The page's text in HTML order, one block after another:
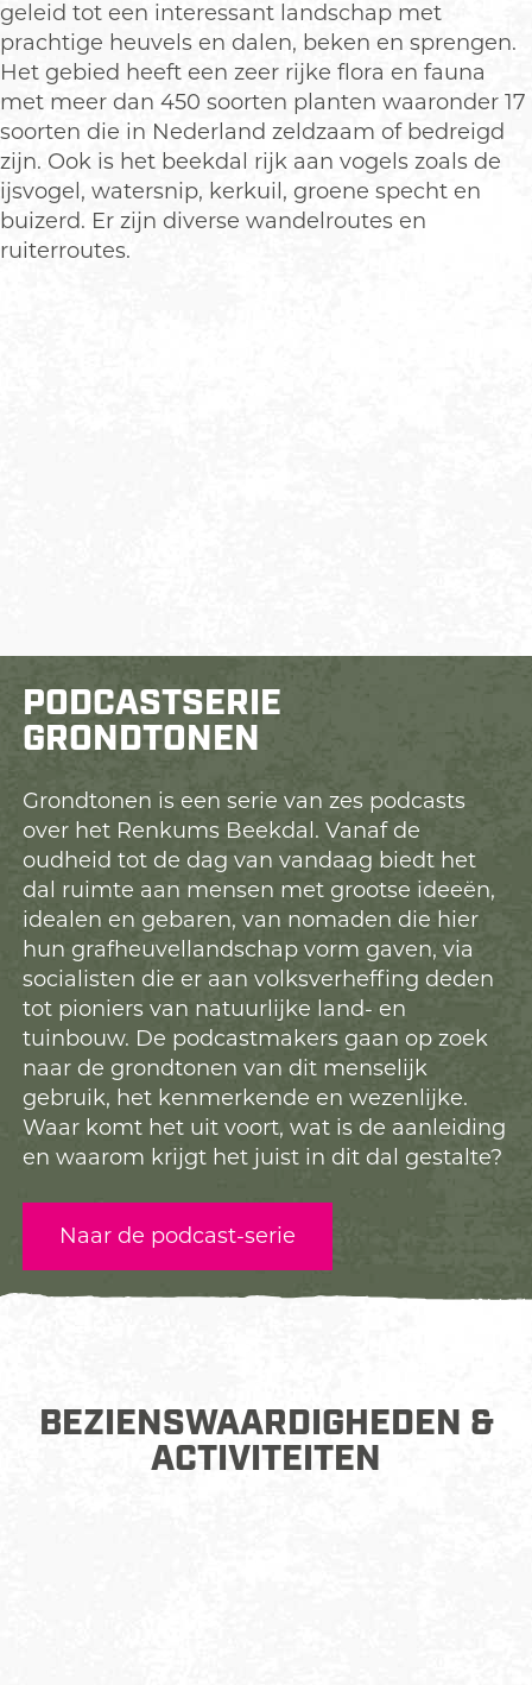
geleid tot een interessant landschap met
prachtige heuvels en dalen, beken en sprengen.
Het gebied heeft een zeer rijke flora en fauna
met meer dan 450 soorten planten waaronder 17
soorten die in Nederland zeldzaam of bedreigd
zijn. Ook is het beekdal rijk aan vogels zoals de
ijsvogel, watersnip, kerkuil, groene specht en
buizerd. Er zijn diverse wandelroutes en
ruiterroutes.
PODCASTSERIE
GRONDTONEN
Grondtonen is een serie van zes podcasts
over het Renkums Beekdal. Vanaf de
oudheid tot de dag van vandaag biedt het
dal ruimte aan mensen met grootse ideeën,
idealen en gebaren, van nomaden die hier
hun grafheuvellandschap vorm gaven, via
socialisten die er aan volksverheffing deden
tot pioniers van natuurlijke land- en
tuinbouw. De podcastmakers gaan op zoek
naar de grondtonen van dit menselijk
gebruik, het kenmerkende en wezenlijke.
Waar komt het uit voort, wat is de aanleiding
en waarom krijgt het juist in dit dal gestalte?
Naar de podcast-serie
BEZIENSWAARDIGHEDEN &
ACTIVITEITEN